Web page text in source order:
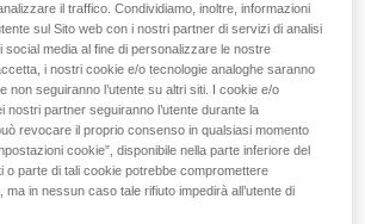
LATERALI:
si devono trovare a livello delle ossa
il traffico. Condividiamo, inoltre, informazioni
sul Sito web con i nostri partner di servizi di analisi
social media al fine di personalizzare le nostre
i nostri cookie e/o tecnologie analoghe saranno
non seguiranno l’utente su altri siti. I cookie e/o
nostri partner seguiranno l’utente durante la
revocare il proprio consenso in qualsiasi momento
cookie”, disponibile nella parte inferiore del
o parte di tali cookie potrebbe compromettere
ma in nessun caso tale rifiuto impedirà all’utente di